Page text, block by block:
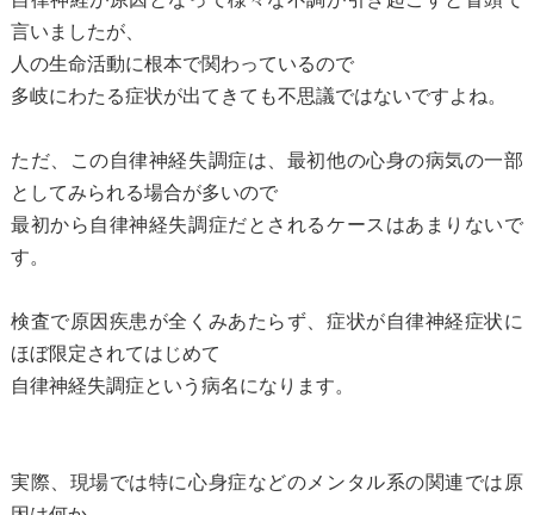
言いましたが、
人の生命活動に根本で関わっているので
多岐にわたる症状が出てきても不思議ではないですよね。
ただ、この自律神経失調症は、最初他の心身の病気の一部
としてみられる場合が多いので
最初から自律神経失調症だとされるケースはあまりないで
す。
検査で原因疾患が全くみあたらず、症状が自律神経症状に
ほぼ限定されてはじめて
自律神経失調症という病名になります。
実際、現場では特に心身症などのメンタル系の関連では原